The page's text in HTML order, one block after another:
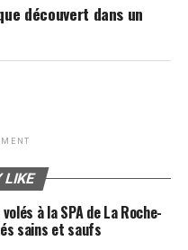
découvert dans un
LIKE
à la SPA de La Roche-
sains et saufs